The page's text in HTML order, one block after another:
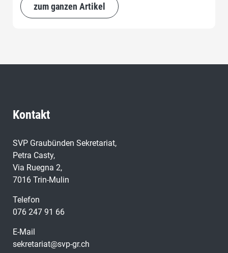
zum ganzen Artikel
Kontakt
SVP Graubünden Sekretariat,
Petra Casty,
Via Ruegna 2,
7016 Trin-Mulin
Telefon
076 247 91 66
E-Mail
sekretariat@svp-gr.ch